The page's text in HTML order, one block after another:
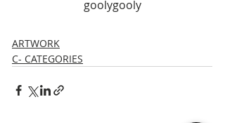
goolygooly
ARTWORK
C- CATEGORIES